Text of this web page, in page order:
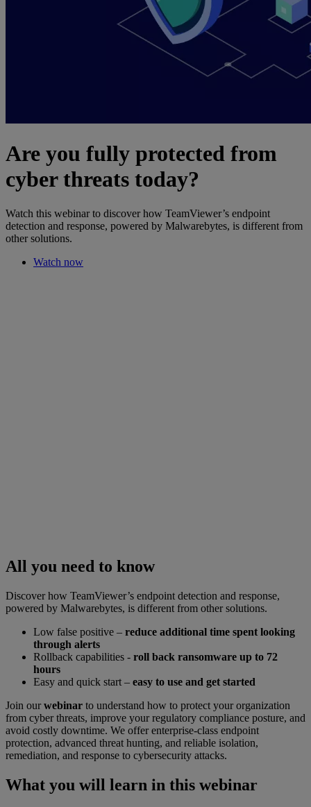
Are you fully protected from
cyber threats today?
Watch this webinar to discover how TeamViewer’s endpoint
detection and response, powered by Malwarebytes, is different from
other solutions.
Watch now
All you need to know
Discover how TeamViewer’s endpoint detection and response,
powered by Malwarebytes, is different from other solutions.
Low false positive – reduce additional time spent looking
through alerts
Rollback capabilities - roll back ransomware up to 72
hours
Easy and quick start – easy to use and get started
Join ourwebinar to understand how to protect your organization
from cyber threats, improve your regulatory compliance posture, and
avoid costly downtime. We offer enterprise-class endpoint
protection, advanced threat hunting, and reliable isolation,
remediation, and response to cybersecurity attacks.
What you will learn in this webinar